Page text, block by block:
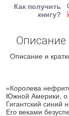
Как получить
книгу?
Описание
Описание и
«Королева
Южной Америки, о
Гигантский синий
Его веками